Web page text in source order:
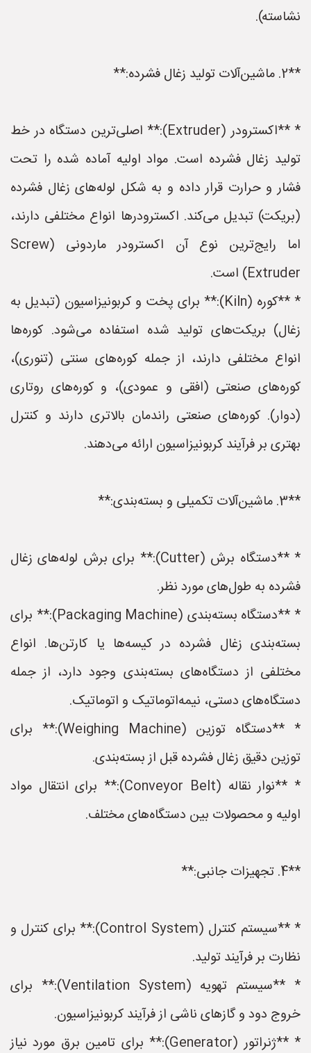
نشاسته).
**2. ماشین‌آلات تولید زغال فشرده:**
* **اکسترودر (Extruder):** اصلی‌ترین دستگاه در خط
تولید زغال فشرده است. مواد اولیه آماده شده را تحت
فشار و حرارت قرار داده و به شکل لوله‌های زغال فشرده
(بریکت) تبدیل می‌کند. اکسترودرها انواع مختلفی دارند،
اما رایج‌ترین نوع آن اکسترودر ماردونی (Screw
Extruder) است.
* **کوره (Kiln):** برای پخت و کربونیزاسیون (تبدیل به
زغال) بریکت‌های تولید شده استفاده می‌شود. کوره‌ها
انواع مختلفی دارند، از جمله کوره‌های سنتی (تنوری)،
کوره‌های صنعتی (افقی و عمودی)، و کوره‌های روتاری
(دوار). کوره‌های صنعتی راندمان بالاتری دارند و کنترل
بهتری بر فرآیند کربونیزاسیون ارائه می‌دهند.
**3. ماشین‌آلات تکمیلی و بسته‌بندی:**
* **دستگاه برش (Cutter):** برای برش لوله‌های زغال
فشرده به طول‌های مورد نظر.
* **دستگاه بسته‌بندی (Packaging Machine):** برای
بسته‌بندی زغال فشرده در کیسه‌ها یا کارتن‌ها. انواع
مختلفی از دستگاه‌های بسته‌بندی وجود دارد، از جمله
دستگاه‌های دستی، نیمه‌اتوماتیک و اتوماتیک.
* **دستگاه توزین (Weighing Machine):** برای
توزین دقیق زغال فشرده قبل از بسته‌بندی.
* **نوار نقاله (Conveyor Belt):** برای انتقال مواد
اولیه و محصولات بین دستگاه‌های مختلف.
**4. تجهیزات جانبی:**
* **سیستم کنترل (Control System):** برای کنترل و
نظارت بر فرآیند تولید.
* **سیستم تهویه (Ventilation System):** برای
خروج دود و گازهای ناشی از فرآیند کربونیزاسیون.
* **ژنراتور (Generator):** برای تامین برق مورد نیاز